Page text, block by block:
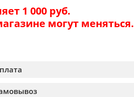
1 000 руб.
могут меняться.